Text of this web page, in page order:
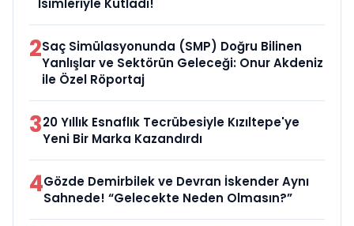
2Saç Simülasyonunda (SMP) Doğru Bilinen
Yanlışlar ve Sektörün Geleceği: Onur Akdeniz
ile Özel Röportaj
320 Yıllık Esnaflık Tecrübesiyle Kızıltepe'ye
Yeni Bir Marka Kazandırdı
4Gözde Demirbilek ve Devran İskender Aynı
Sahnede! “Gelecekte Neden Olmasın?”